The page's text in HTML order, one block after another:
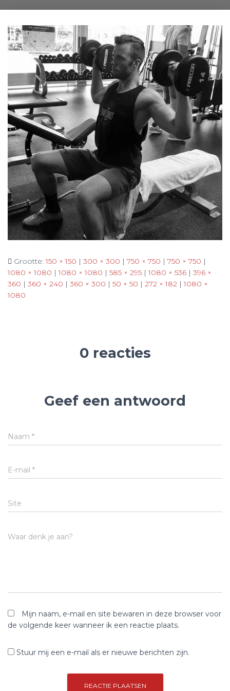
Grootte:150 × 150 | 300 × 300 | 750 × 750 | 750 × 750 |
1080 × 1080 | 1080 × 1080 | 585 × 295 | 1080 × 536 | 396 ×
360 | 360 × 240 | 360 × 300 | 50 × 50 | 272 × 182 | 1080 ×
1080
0 reacties
Geef een antwoord
Naam *
E-mail *
Site
Waar denk je aan?
Mijn naam, e-mail en site bewaren in deze browser voor
de volgende keer wanneer ik een reactie plaats.
Stuur mij een e-mail als er nieuwe berichten zijn.